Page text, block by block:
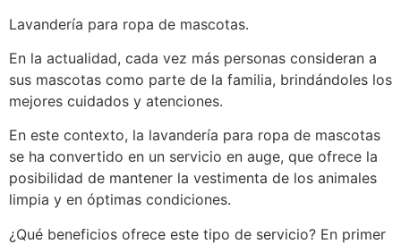
Lavandería para ropa de mascotas.
En la actualidad, cada vez más personas consideran a
sus mascotas como parte de la familia, brindándoles los
mejores cuidados y atenciones.
En este contexto, la lavandería para ropa de mascotas
se ha convertido en un servicio en auge, que ofrece la
posibilidad de mantener la vestimenta de los animales
limpia y en óptimas condiciones.
¿Qué beneficios ofrece este tipo de servicio? En primer